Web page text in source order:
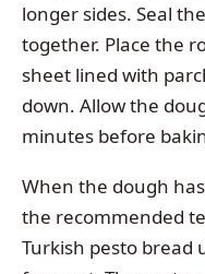
longer sides. Seal
together. Place the
sheet lined with
down. Allow the
minutes before
When the dough
the recommended
Turkish pesto bread